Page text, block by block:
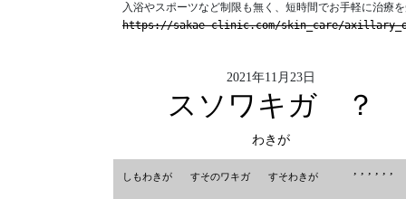
入浴やスポーツなど制限も無く、短時間でお手軽に治療
https://sakae-clinic.com/skin_care/
2021年11月23日
スソワキガ ？
わきが
しもわきが ,
すそのワキガ ,
すそわきが , , , ,